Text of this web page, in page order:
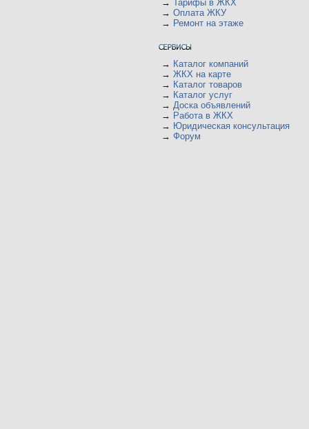
→ Тарифы в ЖКХ
→ Оплата ЖКУ
→ Ремонт на этаже
→ Каталог компаний
→ ЖКХ на карте
→ Каталог товаров
→ Каталог услуг
→ Доска объявлений
→ Работа в ЖКХ
→ Юридическая консультация
→ Форум